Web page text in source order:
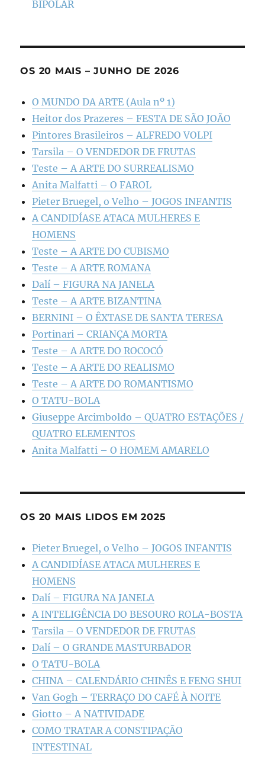
BIPOLAR
OS 20 MAIS – JUNHO DE 2026
O MUNDO DA ARTE (Aula nº 1)
Heitor dos Prazeres – FESTA DE SÃO JOÃO
Pintores Brasileiros – ALFREDO VOLPI
Tarsila – O VENDEDOR DE FRUTAS
Teste – A ARTE DO SURREALISMO
Anita Malfatti – O FAROL
Pieter Bruegel, o Velho – JOGOS INFANTIS
A CANDIDÍASE ATACA MULHERES E
HOMENS
Teste – A ARTE DO CUBISMO
Teste – A ARTE ROMANA
Dalí – FIGURA NA JANELA
Teste – A ARTE BIZANTINA
BERNINI – O ÊXTASE DE SANTA TERESA
Portinari – CRIANÇA MORTA
Teste – A ARTE DO ROCOCÓ
Teste – A ARTE DO REALISMO
Teste – A ARTE DO ROMANTISMO
O TATU-BOLA
Giuseppe Arcimboldo – QUATRO ESTAÇÕES /
QUATRO ELEMENTOS
Anita Malfatti – O HOMEM AMARELO
OS 20 MAIS LIDOS EM 2025
Pieter Bruegel, o Velho – JOGOS INFANTIS
A CANDIDÍASE ATACA MULHERES E
HOMENS
Dalí – FIGURA NA JANELA
A INTELIGÊNCIA DO BESOURO ROLA-BOSTA
Tarsila – O VENDEDOR DE FRUTAS
Dalí – O GRANDE MASTURBADOR
O TATU-BOLA
CHINA – CALENDÁRIO CHINÊS E FENG SHUI
Van Gogh – TERRAÇO DO CAFÉ À NOITE
Giotto – A NATIVIDADE
COMO TRATAR A CONSTIPAÇÃO
INTESTINAL